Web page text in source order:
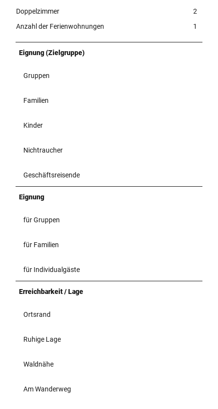
Doppelzimmer
2
Anzahl der Ferienwohnungen
1
Eignung (Zielgruppe)
Gruppen
Familien
Kinder
Nichtraucher
Geschäftsreisende
Eignung
für Gruppen
für Familien
für Individualgäste
Erreichbarkeit / Lage
Ortsrand
Ruhige Lage
Waldnähe
Am Wanderweg